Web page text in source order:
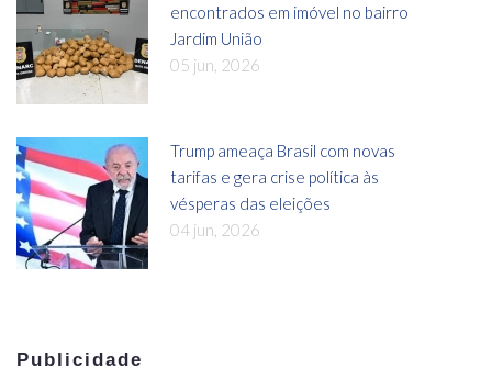
encontrados em imóvel no bairro
Jardim União
05 jun, 2026
Trump ameaça Brasil com novas
tarifas e gera crise política às
vésperas das eleições
04 jun, 2026
Publicidade